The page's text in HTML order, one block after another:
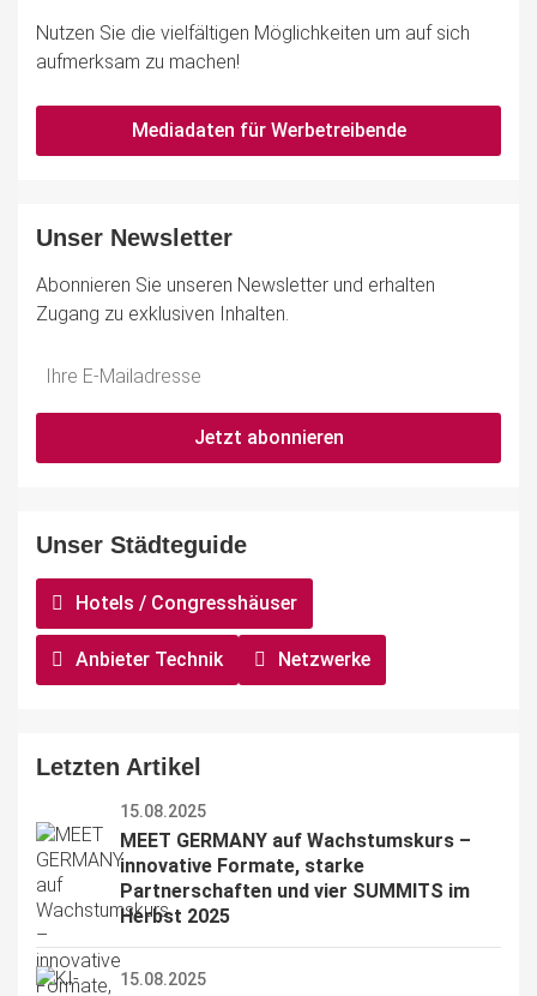
Nutzen Sie die vielfältigen Möglichkeiten um auf sich
aufmerksam zu machen!
Mediadaten für Werbetreibende
Unser Newsletter
Abonnieren Sie unseren Newsletter und erhalten
Zugang zu exklusiven Inhalten.
Do
fill
*Ihre
Mailadresse:
Jetzt abonnieren
Unser Städteguide
Hotels / Congresshäuser
Anbieter Technik Netzwerke
Letzten Artikel
15.08.2025
MEET GERMANY auf Wachstumskurs –
innovative Formate, starke
Partnerschaften und vier SUMMITS im
Herbst 2025
15.08.2025